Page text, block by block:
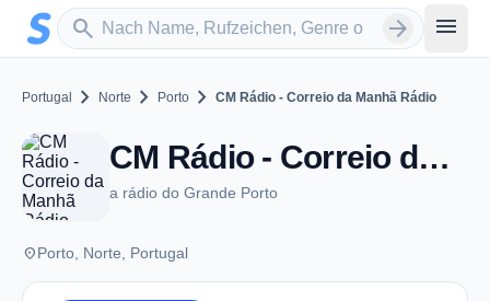
Zum Hauptinhalt springen
search
Sender suchen arrow_forward menu
Portugal chevron_right Norte chevron_right Porto chevron_right CM Rádio - Correio da Manhã Rádio
CM Rádio - Correio da Manhã Rádio - FM 94.8 - Porto
a rádio do Grande Porto
placePorto, Norte, Portugal